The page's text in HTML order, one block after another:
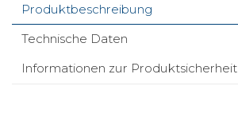
Produktbeschreibung
Technische Daten
Informationen zur Produktsicherheit